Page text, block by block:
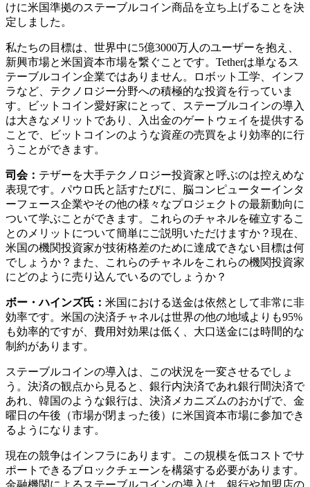
けに米国準拠のステーブルコイン商品を立ち上げることを決
定しました。
私たちの目標は、世界中に5億3000万人のユーザーを抱え、
新興市場と米国資本市場を繋ぐことです。Tetherは単なるス
テーブルコイン企業ではありません。ロボット工学、インフ
ラなど、テクノロジー分野への積極的な投資を行っていま
す。ビットコイン愛好家にとって、ステーブルコインの導入
は大きなメリットであり、入出金のゲートウェイを提供する
ことで、ビットコインのような資産の売買をより効率的に行
うことができます。
司会： テザーを大手テクノロジー投資家と呼ぶのは控えめな
表現です。パウロ氏と話すたびに、脳コンピューターインタ
ーフェース企業やその他の様々なプロジェクトの最新動向に
ついて学ぶことができます。これらのチャネルを確立するこ
とのメリットについて簡単にご説明いただけますか？現在、
米国の機関投資家が技術格差のために達成できない目標は何
でしょうか？また、これらのチャネルをこれらの機関投資家
にどのように売り込んでいるのでしょうか？
ボー・ハインズ氏： 米国における送金は依然として非常に非
効率です。米国の決済チャネルは世界の他の地域よりも95%
も効率的ですが、費用対効果は低く、大口送金には時間的な
制約があります。
ステーブルコインの導入は、この状況を一変させるでしょ
う。決済の観点から見ると、銀行内決済であれ銀行間決済で
あれ、韓国のような銀行は、決済メカニズムのおかげで、金
曜日の午後（市場が閉まった後）に米国資本市場に参加でき
るようになります。
現在の競争はインフラにあります。この規模を低コストでサ
ポートできるブロックチェーンを構築する必要があります。
金融機関によるステーブルコインの導入は、銀行や加盟店の